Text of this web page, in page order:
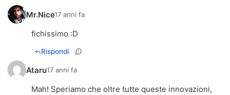
Mr.Nice17 anni fa
fichissimo :D
Rispondi
Ataru17 anni fa
Mah! Speriamo che oltre tutte queste innovazioni,